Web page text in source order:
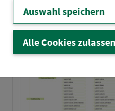
Auswahl speichern
Alle Cookies zulassen